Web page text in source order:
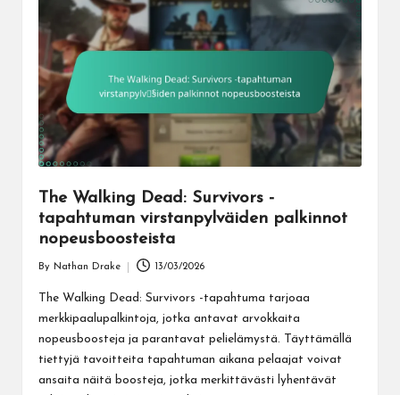
The Walking Dead: Survivors -
tapahtuman virstanpylväiden palkinnot
nopeusboosteista
by
By Nathan Drake 13/03/2026
The Walking Dead: Survivors -tapahtuma tarjoaa
merkkipaalupalkintoja, jotka antavat arvokkaita
nopeusboosteja ja parantavat pelielämystä. Täyttämällä
tiettyjä tavoitteita tapahtuman aikana pelaajat voivat
ansaita näitä boosteja, jotka merkittävästi lyhentävät